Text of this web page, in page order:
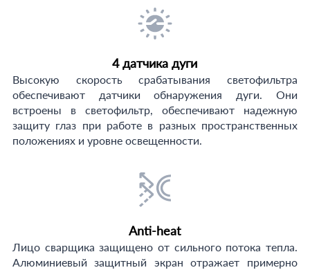
4 датчика дуги
Высокую скорость срабатывания светофильтра
обеспечивают датчики обнаружения дуги. Они
встроены в светофильтр, обеспечивают надежную
защиту глаз при работе в разных пространственных
положениях и уровне освещенности.
Anti-heat
Лицо сварщика защищено от сильного потока тепла.
Алюминиевый защитный экран отражает примерно